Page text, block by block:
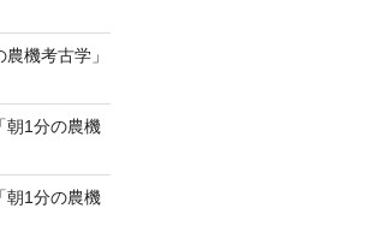
機考古学」
朝1分の農機
朝1分の農機